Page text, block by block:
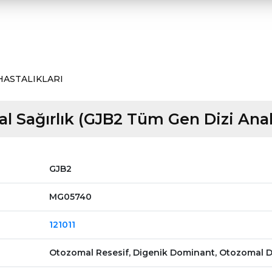
Sağırlık (GJB2 Tüm Gen Dizi
GJB2
MG05740
121011
Otozomal Resesif, Digenik Dominant, Otozomal